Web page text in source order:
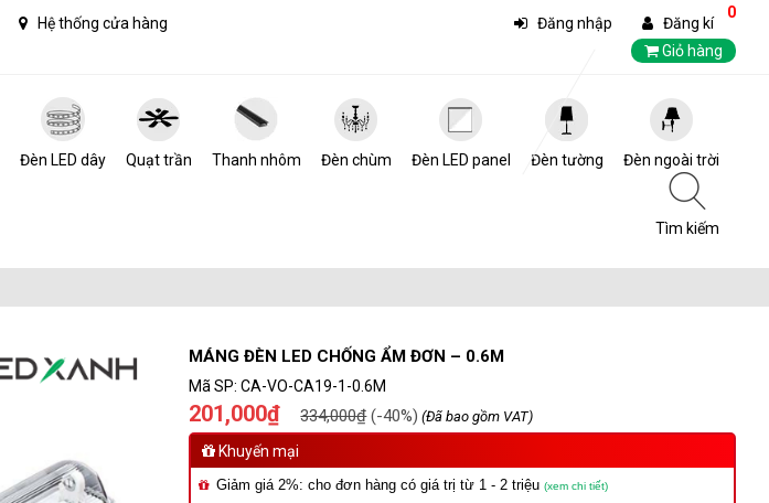
Hệ thống cửa hàng Đăng nhập
Đăng kí
Giỏ hàng
0
Đèn LED dây Quạt trần Thanh nhôm Đèn chùm Đèn LED panel Đèn tường Đèn ngoài trời
Tìm kiếm
MÁNG ĐÈN LED CHỐNG ẨM ĐƠN – 0.6M
Mã SP: CA-VO-CA19-1-0.6M
201,000₫ 334,000₫ (-40%) (Đã bao gồm VAT)
Khuyến mại
Giảm giá 2%: cho đơn hàng có giá trị từ 1 - 2 triệu(xem chi tiết)